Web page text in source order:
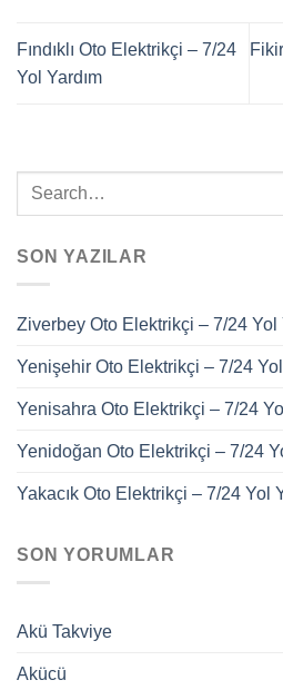
Fındıklı Oto Elektrikçi – 7/24
Yol Yardım
SON YAZILAR
Ziverbey Oto Elektrikçi – 7/24 Yol
Yenişehir Oto Elektrikçi – 7/24 Yol
Yenisahra Oto Elektrikçi – 7/24
Yenidoğan Oto Elektrikçi – 7/24
Yakacık Oto Elektrikçi – 7/24 Yol
SON YORUMLAR
Akü Takviye
Akücü